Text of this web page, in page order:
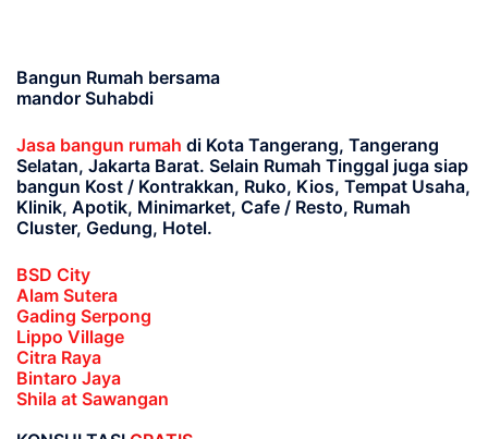
Bangun Rumah bersama
mandor Suhabdi
Jasa bangun rumah di Kota Tangerang, Tangerang
Selatan, Jakarta Barat. Selain Rumah Tinggal juga siap
bangun Kost / Kontrakkan, Ruko, Kios, Tempat Usaha,
Klinik, Apotik, Minimarket, Cafe / Resto, Rumah
Cluster, Gedung, Hotel.
BSD City
Alam Sutera
Gading Serpong
Lippo Village
Citra Raya
Bintaro Jaya
Shila at Sawangan